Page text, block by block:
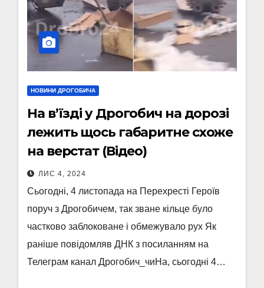
НОВИНИ ДРОГОБИЧА
На в’їзді у Дрогобич на дорозі
лежить щось габаритне схоже
на верстат (Відео)
ЛИС 4, 2024
Сьогодні, 4 листопада на Перехресті Героїв
поруч з Дрогобичем, так зване кільце було
частково заблоковане і обмежувало рух Як
раніше повідомляв ДНК з посиланням на
Телеграм канал Дрогобич_чиНа, сьогодні 4…